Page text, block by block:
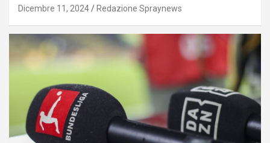
Dicembre 11, 2024 Redazione Spraynews